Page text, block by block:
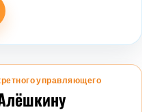
управляющего